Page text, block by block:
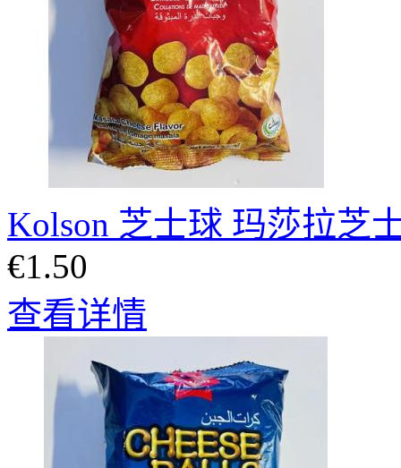
Kolson 芝士球 玛莎拉芝
€1.50
查看详情